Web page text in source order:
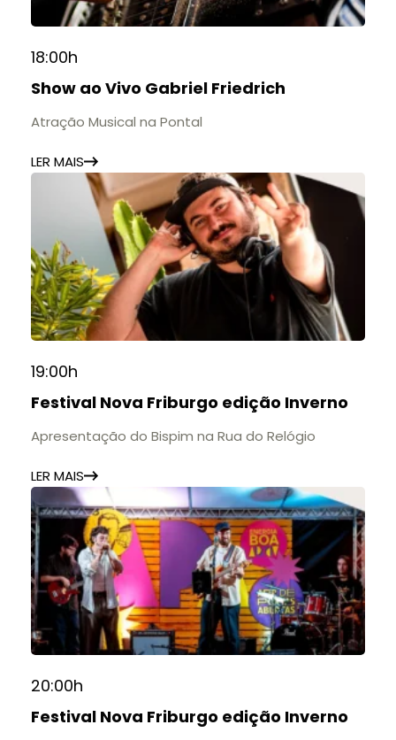
📍 Casarão Julius Arp
📅 Até 30 de setembro
11h às 17h
🎟️ Entrada gratuita.
18:00h
Show ao Vivo Gabriel Friedrich
Atração Musical na Pontal
LER MAIS
19:00h
Festival Nova Friburgo edição Inverno
Apresentação do Bispim na Rua do Relógio
LER MAIS
20:00h
Festival Nova Friburgo edição Inverno